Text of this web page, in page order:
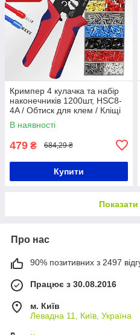
Кримпер 4 кулачка та набір
наконечників 1200шт, HSC8-
4A / Обтиск для клем / Кліщі
для обтиску та зачистки
проводів
В наявності
479 ₴ 684,29 ₴
Купити
Про нас
90% позитивних з 2497
Працює з 30.08.2016
м. Київ
Левадна 11, Київ, Україна